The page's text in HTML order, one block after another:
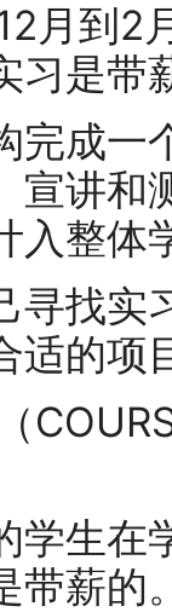
到2
习是带
成一
宣讲和
入整体
找实
适的项
生在
带薪的